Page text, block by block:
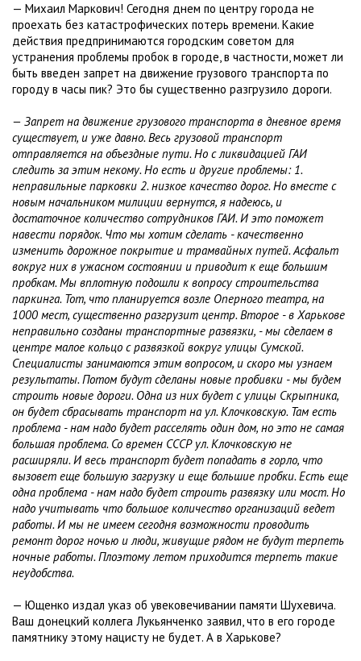
— Михаил Маркович! Сегодня днем по центру города не
проехать без катастрофических потерь времени. Какие
действия предпринимаются городским советом для
устранения проблемы пробок в городе, в частности, может ли
быть введен запрет на движение грузового транспорта по
городу в часы пик? Это бы существенно разгрузило дороги.
— Запрет на движение грузового транспорта в дневное время
существует, и уже давно. Весь грузовой транспорт
отправляется на объездные пути. Но с ликвидацией ГАИ
следить за этим некому. Но есть и другие проблемы: 1.
неправильные парковки 2. низкое качество дорог. Но вместе с
новым начальником милиции вернутся, я надеюсь, и
достаточное количество сотрудников ГАИ. И это поможет
навести порядок. Что мы хотим сделать - качественно
изменить дорожное покрытие и трамвайных путей. Асфальт
вокруг них в ужасном состоянии и приводит к еще большим
пробкам. Мы вплотную подошли к вопросу строительства
паркинга. Тот, что планируется возле Оперного театра, на
1000 мест, существенно разгрузит центр. Второе - в Харькове
неправильно созданы транспортные развязки, - мы сделаем в
центре малое кольцо с развязкой вокруг улицы Сумской.
Специалисты занимаются этим вопросом, и скоро мы узнаем
результаты. Потом будут сделаны новые пробивки - мы будем
строить новые дороги. Одна из них будет с улицы Скрыпника,
он будет сбрасывать транспорт на ул. Клочковскую. Там есть
проблема - нам надо будет расселять один дом, но это не самая
большая проблема. Со времен СССР ул. Клочковскую не
расширяли. И весь транспорт будет попадать в горло, что
вызовет еще большую загрузку и еще большие пробки. Есть еще
одна проблема - нам надо будет строить развязку или мост. Но
надо учитывать что большое количество организаций ведет
работы. И мы не имеем сегодня возможности проводить
ремонт дорог ночью и люди, живущие рядом не будут терпеть
ночные работы. Плоэтому летом приходится терпеть такие
неудобства.
— Ющенко издал указ об увековечивании памяти Шухевича.
Ваш донецкий коллега Лукьянченко заявил, что в его городе
памятнику этому нацисту не будет. А в Харькове?